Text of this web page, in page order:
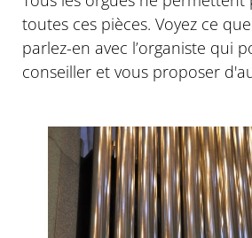
toutes ces pièces. Voyez ce
parlez-en avec l’organiste qui
conseiller et vous proposer